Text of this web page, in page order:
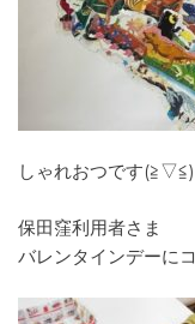
しゃれおつです(≧▽≦)
保田窪利用者さま
バレンタインデーに